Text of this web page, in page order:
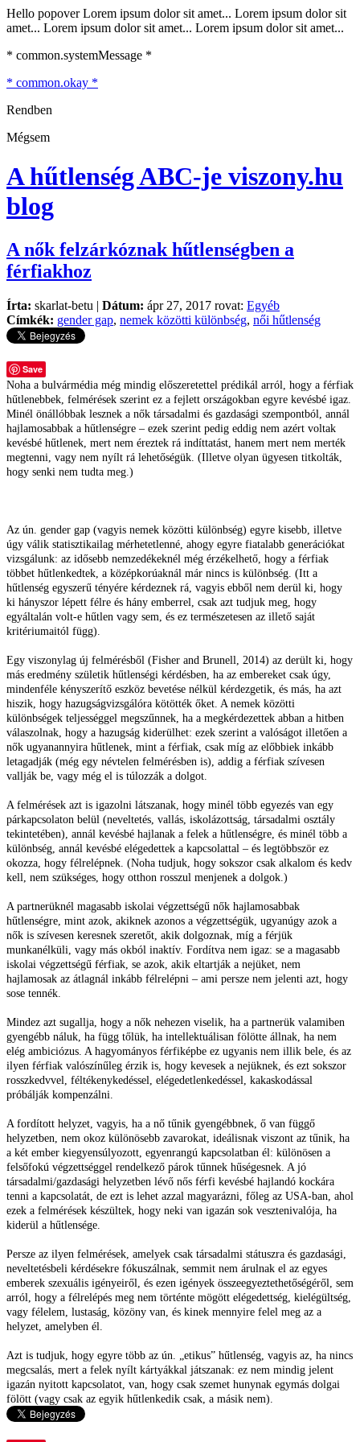
Hello popover Lorem ipsum dolor sit amet... Lorem ipsum dolor sit
amet... Lorem ipsum dolor sit amet... Lorem ipsum dolor sit amet...
* common.systemMessage *
* common.okay *
Rendben
Mégsem
A hűtlenség ABC-je viszony.hu
blog
A nők felzárkóznak hűtlenségben a
férfiakhoz
Írta: skarlat-betu | Dátum: ápr 27, 2017 rovat: Egyéb
Címkék: gender gap, nemek közötti különbség, női hűtlenség
Save
Noha a bulvármédia még mindig előszeretettel prédikál arról, hogy a férfiak
hűtlenebbek, felmérések szerint ez a fejlett országokban egyre kevésbé igaz.
Minél önállóbbak lesznek a nők társadalmi és gazdasági szempontból, annál
hajlamosabbak a hűtlenségre – ezek szerint pedig eddig nem azért voltak
kevésbé hűtlenek, mert nem éreztek rá indíttatást, hanem mert nem merték
megtenni, vagy nem nyílt rá lehetőségük. (Illetve olyan ügyesen titkolták,
hogy senki nem tudta meg.)
Az ún. gender gap (vagyis nemek közötti különbség) egyre kisebb, illetve
úgy válik statisztikailag mérhetetlenné, ahogy egyre fiatalabb generációkat
vizsgálunk: az idősebb nemzedékeknél még érzékelhető, hogy a férfiak
többet hűtlenkedtek, a középkorúaknál már nincs is különbség. (Itt a
hűtlenség egyszerű tényére kérdeznek rá, vagyis ebből nem derül ki, hogy
ki hányszor lépett félre és hány emberrel, csak azt tudjuk meg, hogy
egyáltalán volt-e hűtlen vagy sem, és ez természetesen az illető saját
kritériumaitól függ).
Egy viszonylag új felmérésből (Fisher and Brunell, 2014) az derült ki, hogy
más eredmény születik hűtlenségi kérdésben, ha az embereket csak úgy,
mindenféle kényszerítő eszköz bevetése nélkül kérdezgetik, és más, ha azt
hiszik, hogy hazugságvizsgálóra kötötték őket. A nemek közötti
különbségek teljességgel megszűnnek, ha a megkérdezettek abban a hitben
válaszolnak, hogy a hazugság kiderülhet: ezek szerint a valóságot illetően a
nők ugyanannyira hűtlenek, mint a férfiak, csak míg az előbbiek inkább
letagadják (még egy névtelen felmérésben is), addig a férfiak szívesen
vallják be, vagy még el is túlozzák a dolgot.
A felmérések azt is igazolni látszanak, hogy minél több egyezés van egy
párkapcsolaton belül (neveltetés, vallás, iskolázottság, társadalmi osztály
tekintetében), annál kevésbé hajlanak a felek a hűtlenségre, és minél több a
különbség, annál kevésbé elégedettek a kapcsolattal – és legtöbbször ez
okozza, hogy félrelépnek. (Noha tudjuk, hogy sokszor csak alkalom és kedv
kell, nem szükséges, hogy otthon rosszul menjenek a dolgok.)
A partnerüknél magasabb iskolai végzettségű nők hajlamosabbak
hűtlenségre, mint azok, akiknek azonos a végzettségük, ugyanúgy azok a
nők is szívesen keresnek szeretőt, akik dolgoznak, míg a férjük
munkanélküli, vagy más okból inaktív. Fordítva nem igaz: se a magasabb
iskolai végzettségű férfiak, se azok, akik eltartják a nejüket, nem
hajlamosak az átlagnál inkább félrelépni – ami persze nem jelenti azt, hogy
sose tennék.
Mindez azt sugallja, hogy a nők nehezen viselik, ha a partnerük valamiben
gyengébb náluk, ha függ tőlük, ha intellektuálisan fölötte állnak, ha nem
elég ambiciózus. A hagyományos férfiképbe ez ugyanis nem illik bele, és az
ilyen férfiak valószínűleg érzik is, hogy kevesek a nejüknek, és ezt sokszor
rosszkedvvel, féltékenykedéssel, elégedetlenkedéssel, kakaskodással
próbálják kompenzálni.
A fordított helyzet, vagyis, ha a nő tűnik gyengébbnek, ő van függő
helyzetben, nem okoz különösebb zavarokat, ideálisnak viszont az tűnik, ha
a két ember kiegyensúlyozott, egyenrangú kapcsolatban él: különösen a
felsőfokú végzettséggel rendelkező párok tűnnek hűségesnek. A jó
társadalmi/gazdasági helyzetben lévő nős férfi kevésbé hajlandó kockára
tenni a kapcsolatát, de ezt is lehet azzal magyarázni, főleg az USA-ban, ahol
ezek a felmérések készültek, hogy neki van igazán sok vesztenivalója, ha
kiderül a hűtlensége.
Persze az ilyen felmérések, amelyek csak társadalmi státuszra és gazdasági,
neveltetésbeli kérdésekre fókuszálnak, semmit nem árulnak el az egyes
emberek szexuális igényeiről, és ezen igények összeegyeztethetőségéről, sem
arról, hogy a félrelépés meg nem történte mögött elégedettség, kielégültség,
vagy félelem, lustaság, közöny van, és kinek mennyire felel meg az a
helyzet, amelyben él.
Azt is tudjuk, hogy egyre több az ún. „etikus” hűtlenség, vagyis az, ha nincs
megcsalás, mert a felek nyílt kártyákkal játszanak: ez nem mindig jelent
igazán nyitott kapcsolatot, van, hogy csak szemet hunynak egymás dolgai
fölött (vagy csak az egyik hűtlenkedik csak, a másik nem).